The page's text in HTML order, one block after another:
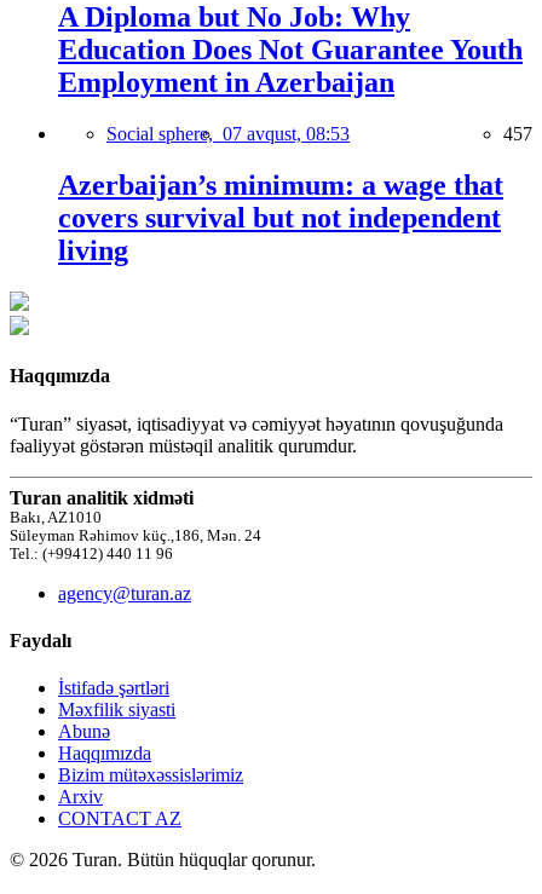
A Diploma but No Job: Why
Education Does Not Guarantee Youth
Employment in Azerbaijan
Social sphere, 07 avqust, 08:53 457
Azerbaijan’s minimum: a wage that
covers survival but not independent
living
Haqqımızda
“Turan” siyasət, iqtisadiyyat və cəmiyyət həyatının qovuşuğunda
fəaliyyət göstərən müstəqil analitik qurumdur.
Turan analitik xidməti
Bakı, AZ1010
Süleyman Rəhimov küç.,186, Mən. 24
Tel.: (+99412) 440 11 96
agency@turan.az
Faydalı
İstifadə şərtləri
Məxfilik siyasti
Abunə
Haqqımızda
Bizim mütəxəssislərimiz
Arxiv
CONTACT AZ
© 2026 Turan. Bütün hüquqlar qorunur.